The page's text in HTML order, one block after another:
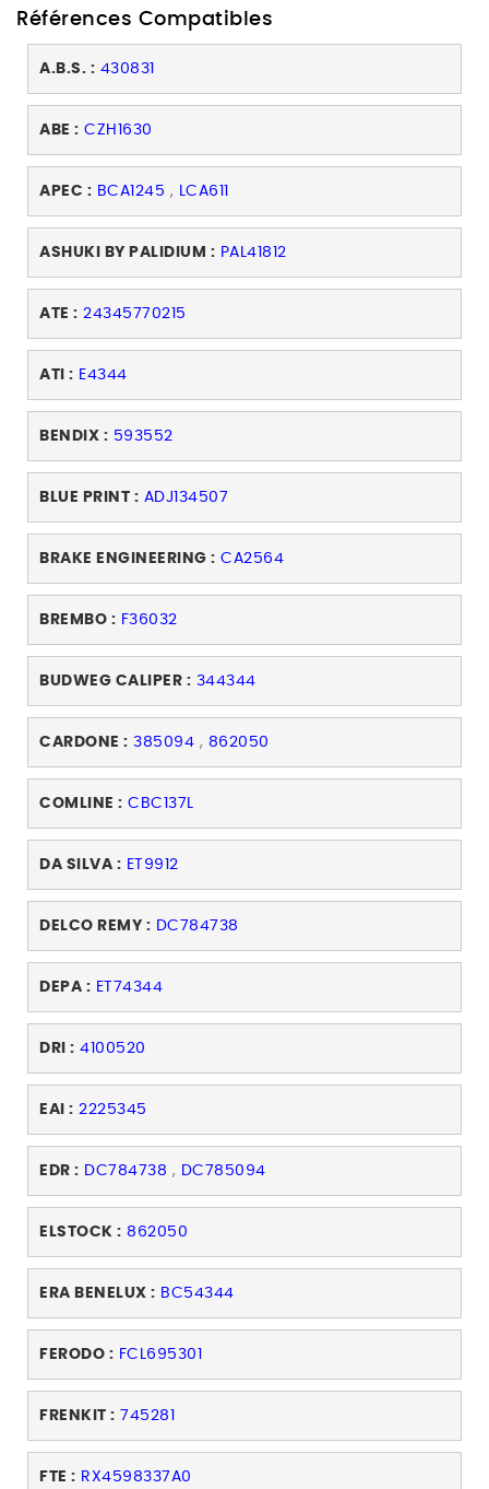
Références Compatibles
A.B.S. : 430831
ABE : CZH1630
APEC : BCA1245 , LCA611
ASHUKI BY PALIDIUM : PAL41812
ATE : 24345770215
ATI : E4344
BENDIX : 593552
BLUE PRINT : ADJ134507
BRAKE ENGINEERING : CA2564
BREMBO : F36032
BUDWEG CALIPER : 344344
CARDONE : 385094 , 862050
COMLINE : CBC137L
DA SILVA : ET9912
DELCO REMY : DC784738
DEPA : ET74344
DRI : 4100520
EAI : 2225345
EDR : DC784738 , DC785094
ELSTOCK : 862050
ERA BENELUX : BC54344
FERODO : FCL695301
FRENKIT : 745281
FTE : RX4598337A0